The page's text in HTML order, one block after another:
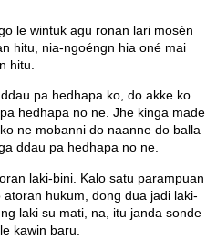
le wintuk agu ronan lari mosén
hitu, nia-ngoéngn hia oné mai
hitu.
pa hedhapa ko, do akke ko
hedhapa no ne. Jhe kinga made
ne mobanni do naanne do balla
ddau pa hedhapa no ne.
laki-bini. Kalo satu parampuan
hukum, dong dua jadi laki-
laki su mati, na, itu janda sonde
kawin baru.